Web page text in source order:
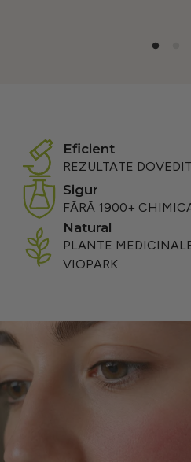
eficient
REZULTATE
sigur
FĂRĂ 1900+
natural
PLANTE
VIOPARK